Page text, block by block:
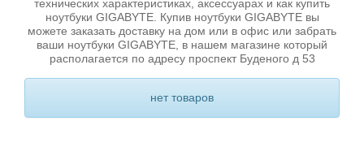
технических характеристиках, аксессуарах и как купить
ноутбуки GIGABYTE. Купив ноутбуки GIGABYTE вы
можете заказать доставку на дом или в офис или забрать
ваши ноутбуки GIGABYTE, в нашем магазине который
располагается по адресу проспект Буденого д 53
нет товаров